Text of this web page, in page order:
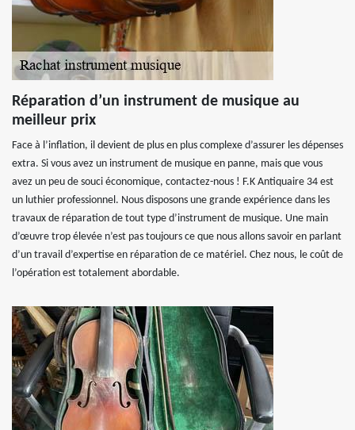
Réparation d’un instrument de musique au
meilleur prix
Face à l’inflation, il devient de plus en plus complexe d’assurer les dépenses
extra. Si vous avez un instrument de musique en panne, mais que vous
avez un peu de souci économique, contactez-nous ! F.K Antiquaire 34 est
un luthier professionnel. Nous disposons une grande expérience dans les
travaux de réparation de tout type d’instrument de musique. Une main
d’œuvre trop élevée n’est pas toujours ce que nous allons savoir en parlant
d’un travail d’expertise en réparation de ce matériel. Chez nous, le coût de
l’opération est totalement abordable.